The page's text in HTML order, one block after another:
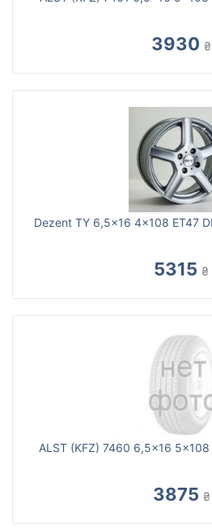
3930 ₴
Dezent TY 6,5x16 4x108 ET47
5315 ₴
ALST (KFZ) 7460 6,5x16 5x108
3875 ₴